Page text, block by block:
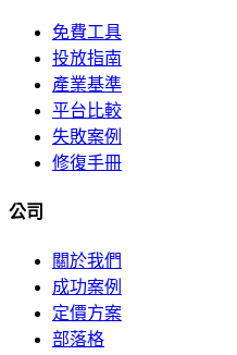
免費工具
投放指南
產業基準
平台比較
失敗案例
修復手冊
公司
關於我們
成功案例
定價方案
部落格